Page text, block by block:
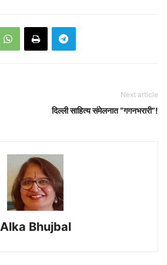
Next article
दिल्ली साहित्य संमेलनात “गगनभरारी”!
Alka Bhujbal